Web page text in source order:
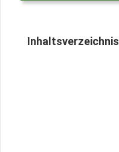
Inhaltsverzeichnis